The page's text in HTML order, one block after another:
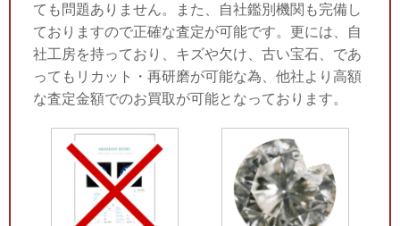
ても問題ありません。また、自社鑑別機関も完備し
ておりますので正確な査定が可能です。更には、自
社工房を持っており、キズや欠け、古い宝石、であ
ってもリカット・再研磨が可能な為、他社より高額
な査定金額でのお買取が可能となっております。